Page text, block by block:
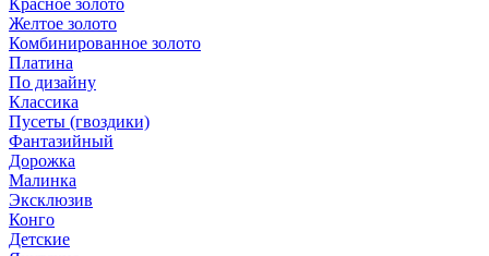
Красное золото
Желтое золото
Комбинированное золото
Платина
По дизайну
Классика
Пусеты (гвоздики)
Фантазийный
Дорожка
Малинка
Эксклюзив
Конго
Детские